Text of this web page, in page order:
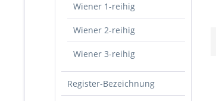
Wiener 1-reihig
Wiener 2-reihig
Wiener 3-reihig
Register-Bezeichnung